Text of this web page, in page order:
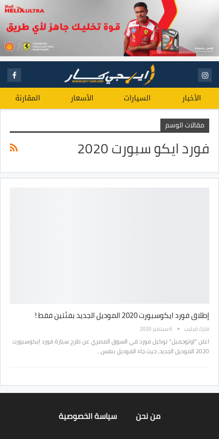
الأخبار السيارات الأسعار المقارنة
مقالات الوسم
فورد ايكو سبورت 2020
إطلاق فورد ايكوسبورت 2020 الموديل الجديد بفئتين فقط !
مارك فيليب 6 سبتمبر 2020
اعلن "اوتوجميل" توكيل فورد في السوق المصري عن طرح سيارة فورد ايكوسبورت
2020 الموديل الجديد، حيث جاء الموديل بنفس…
من نحن سياسة الخصوصية